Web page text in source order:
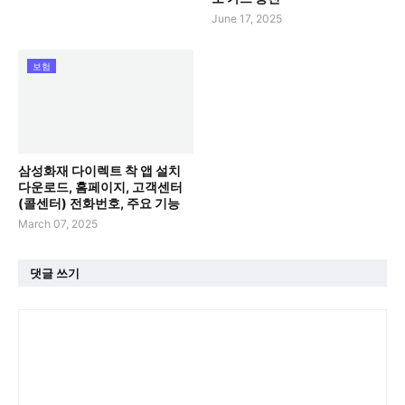
June 17, 2025
보험
삼성화재 다이렉트 착 앱 설치
다운로드, 홈페이지, 고객센터
(콜센터) 전화번호, 주요 기능
March 07, 2025
댓글 쓰기